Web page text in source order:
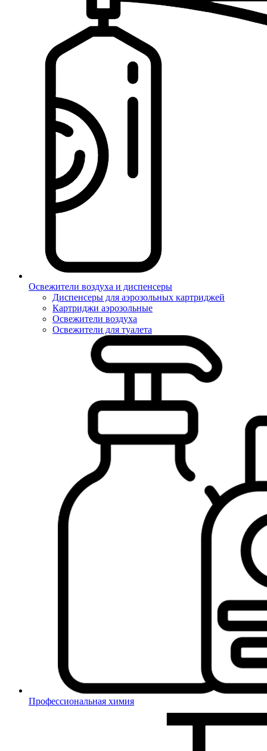
Освежители воздуха и диспенсеры
Диспенсеры для аэрозольных картриджей
Картриджи аэрозольные
Освежители воздуха
Освежители для туалета
Профессиональная химия